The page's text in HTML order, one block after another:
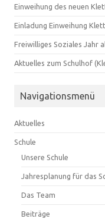
Einweihung des neuen
Einladung Einweihung
Freiwilliges Soziales Jahr
Aktuelles zum Schulhof
Navigationsmenü
Aktuelles
Schule
Unsere Schule
Jahresplanung für das
Das Team
Beiträge